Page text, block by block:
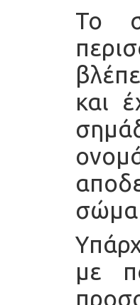
Το
και
σώμα
με